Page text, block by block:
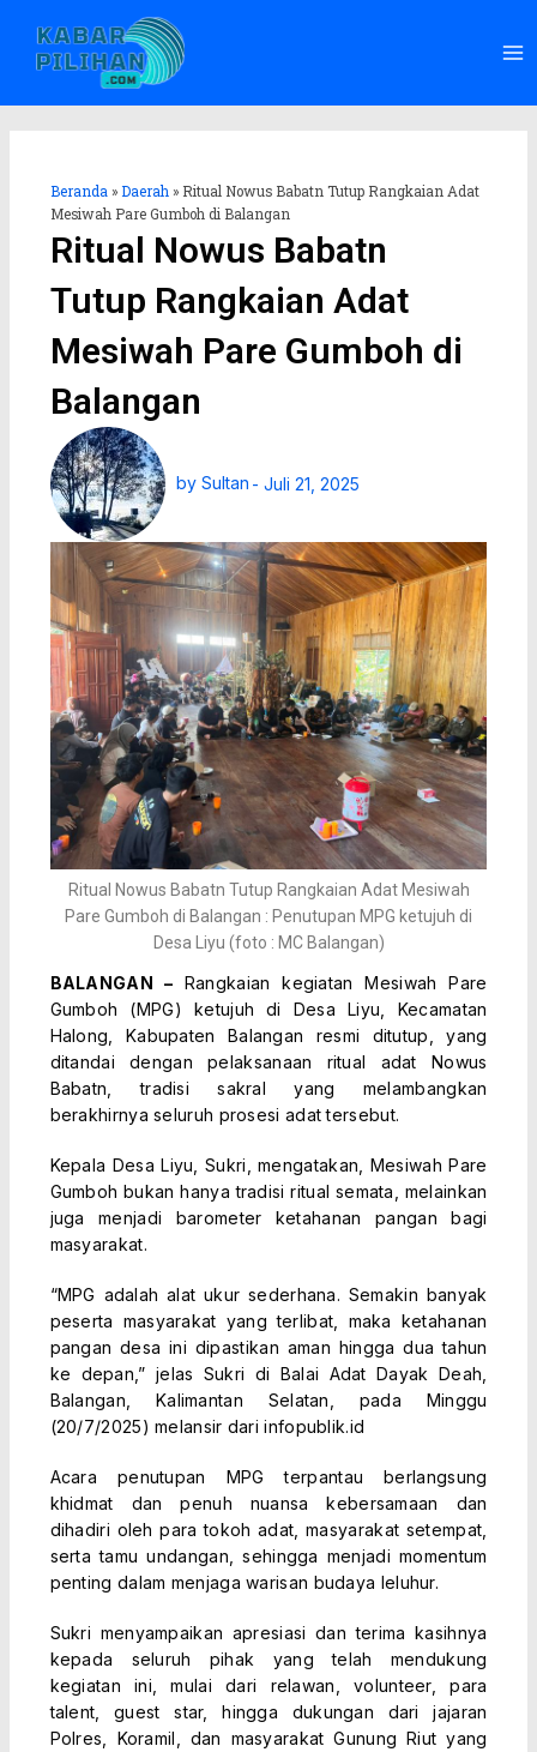
konten
Beranda » Daerah » Ritual Nowus Babatn Tutup Rangkaian Adat
Mesiwah Pare Gumboh di Balangan
Ritual Nowus Babatn
Tutup Rangkaian Adat
Mesiwah Pare Gumboh di
Balangan
bySultan - Juli 21, 2025
Ritual Nowus Babatn Tutup Rangkaian Adat Mesiwah
Pare Gumboh di Balangan : Penutupan MPG ketujuh di
Desa Liyu (foto : MC Balangan)
BALANGAN – Rangkaian kegiatan Mesiwah Pare
Gumboh (MPG) ketujuh di Desa Liyu, Kecamatan
Halong, Kabupaten Balangan resmi ditutup, yang
ditandai dengan pelaksanaan ritual adat Nowus
Babatn, tradisi sakral yang melambangkan
berakhirnya seluruh prosesi adat tersebut.
Kepala Desa Liyu, Sukri, mengatakan, Mesiwah Pare
Gumboh bukan hanya tradisi ritual semata, melainkan
juga menjadi barometer ketahanan pangan bagi
masyarakat.
“MPG adalah alat ukur sederhana. Semakin banyak
peserta masyarakat yang terlibat, maka ketahanan
pangan desa ini dipastikan aman hingga dua tahun
ke depan,” jelas Sukri di Balai Adat Dayak Deah,
Balangan, Kalimantan Selatan, pada Minggu
(20/7/2025) melansir dari infopublik.id
Acara penutupan MPG terpantau berlangsung
khidmat dan penuh nuansa kebersamaan dan
dihadiri oleh para tokoh adat, masyarakat setempat,
serta tamu undangan, sehingga menjadi momentum
penting dalam menjaga warisan budaya leluhur.
Sukri menyampaikan apresiasi dan terima kasihnya
kepada seluruh pihak yang telah mendukung
kegiatan ini, mulai dari relawan, volunteer, para
talent, guest star, hingga dukungan dari jajaran
Polres, Koramil, dan masyarakat Gunung Riut yang